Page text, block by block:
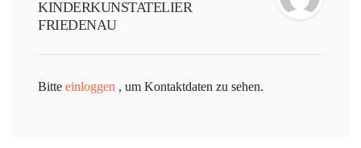
KINDERKUNSTATELIER
FRIEDENAU
Bitte einloggen , um Kontaktdaten zu sehen.